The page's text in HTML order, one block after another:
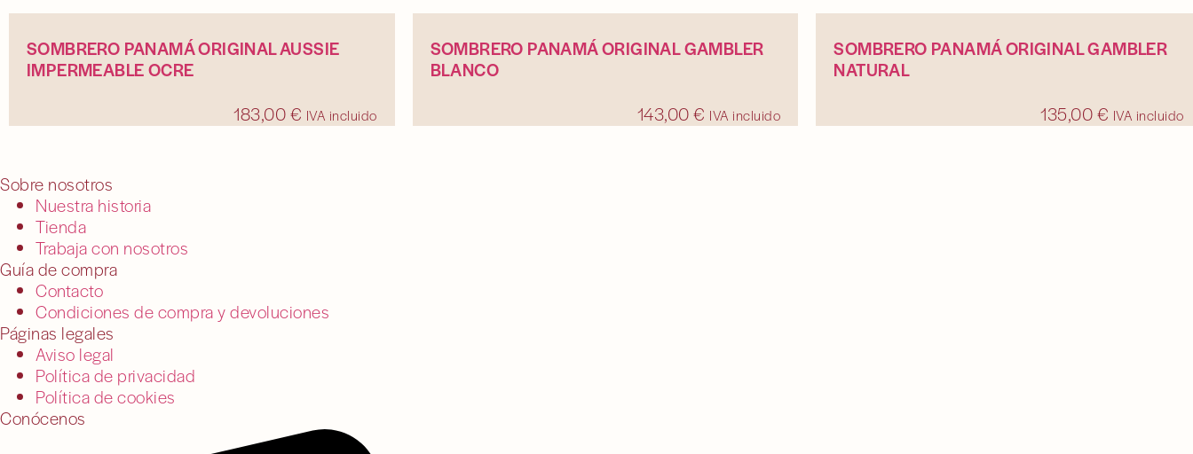
SOMBRERO PANAMÁ ORIGINAL AUSSIE
IMPERMEABLE OCRE
183,00€ IVA incluido
SOMBRERO PANAMÁ ORIGINAL GAMBLER
BLANCO
143,00€ IVA incluido
SOMBRERO PANAMÁ ORIGINAL GAMBLER
NATURAL
135,00€ IVA incluido
Sobre nosotros
Nuestra historia
Tienda
Trabaja con nosotros
Guía de compra
Contacto
Condiciones de compra y devoluciones
Páginas legales
Aviso legal
Política de privacidad
Política de cookies
Conócenos